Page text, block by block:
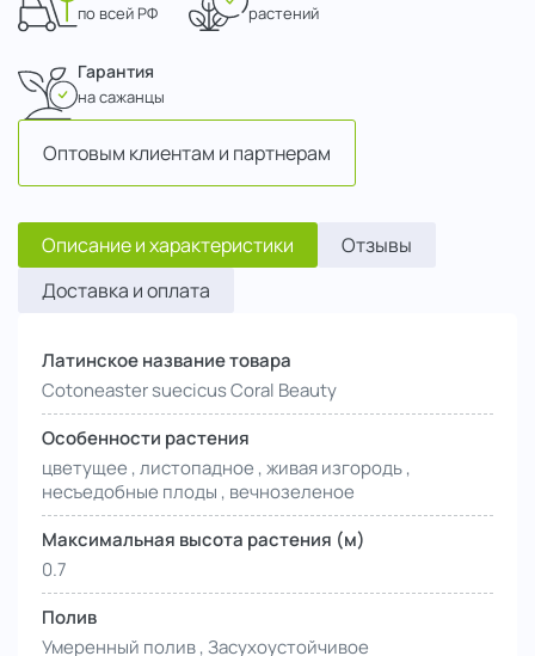
по всей РФ растений
Гарантия
на сажанцы
Оптовым клиентам и партнерам
Описание и характеристики
Отзывы
Доставка и оплата
Латинское название товара
Cotoneaster suecicus Coral Beauty
Особенности растения
цветущее , листопадное , живая изгородь ,
несъедобные плоды , вечнозеленое
Максимальная высота растения (м)
0.7
Полив
Умеренный полив , Засухоустойчивое